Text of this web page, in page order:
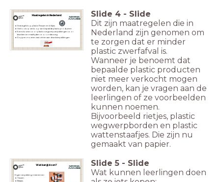
Statiegeld op plastic flessen en blikjes
Verbod op verkoop van bepaalde plastic producten
Extra kosten voor plastic wegwerpverpakkingen voor
dranken en maaltijden voor onderweg
Doppen moeten vastzitten aan drankverpakkingen
Maatregelen in Nederland Slide 4 - Slide
Dit zijn maatregelen die in
Nederland zijn genomen om
te zorgen dat er minder
plastic zwerfafval is.
Wanneer je benoemt dat
bepaalde plastic producten
niet meer verkocht mogen
worden, kan je vragen aan de
leerlingen of ze voorbeelden
kunnen noemen.
Bijvoorbeeld rietjes, plastic
wegwerpborden en plastic
wattenstaafjes. Die zijn nu
gemaakt van papier.
Eigen verpakking meenemen
Tassen
Bakjes
Wat kan jij doen? Slide 5 - Slide
Wat kunnen leerlingen doen